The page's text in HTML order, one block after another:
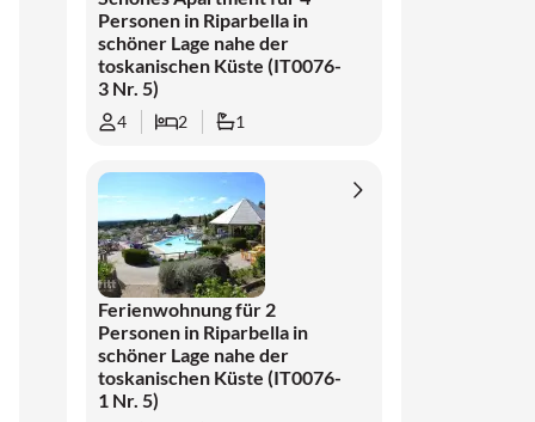
Personen in Riparbella in
schöner Lage nahe der
toskanischen Küste (IT0076-
3 Nr. 5)
4 2 1
Ferienwohnung für 2
Personen in Riparbella in
schöner Lage nahe der
toskanischen Küste (IT0076-
1 Nr. 5)